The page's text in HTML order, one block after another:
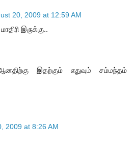
20, 2009 at 12:59 AM
இருக்கு..
இதற்கும் எதுவும் சம்மந்தம்
2009 at 8:26 AM